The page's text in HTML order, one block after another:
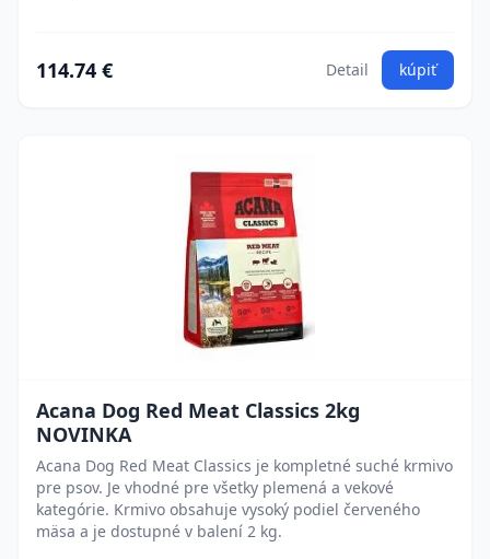
114.74 € Detail kúpiť
Acana Dog Red Meat Classics 2kg
NOVINKA
Acana Dog Red Meat Classics je kompletné suché krmivo
pre psov. Je vhodné pre všetky plemená a vekové
kategórie. Krmivo obsahuje vysoký podiel červeného
mäsa a je dostupné v balení 2 kg.